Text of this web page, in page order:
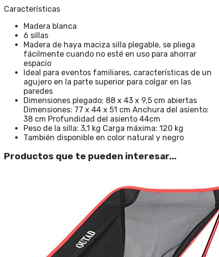
Características
Madera blanca
6 sillas
Madera de haya maciza silla plegable, se pliega
fácilmente cuando no esté en uso para ahorrar
espacio
Ideal para eventos familiares, características de un
agujero en la parte superior para colgar en las
paredes
Dimensiones plegado: 88 x 43 x 9,5 cm abiertas
Dimensiones: 77 x 44 x 51 cm Anchura del asiento:
38 cm Profundidad del asiento 44cm
Peso de la silla: 3,1 kg Carga máxima: 120 kg
También disponible en color natural y negro
Productos que te pueden interesar...